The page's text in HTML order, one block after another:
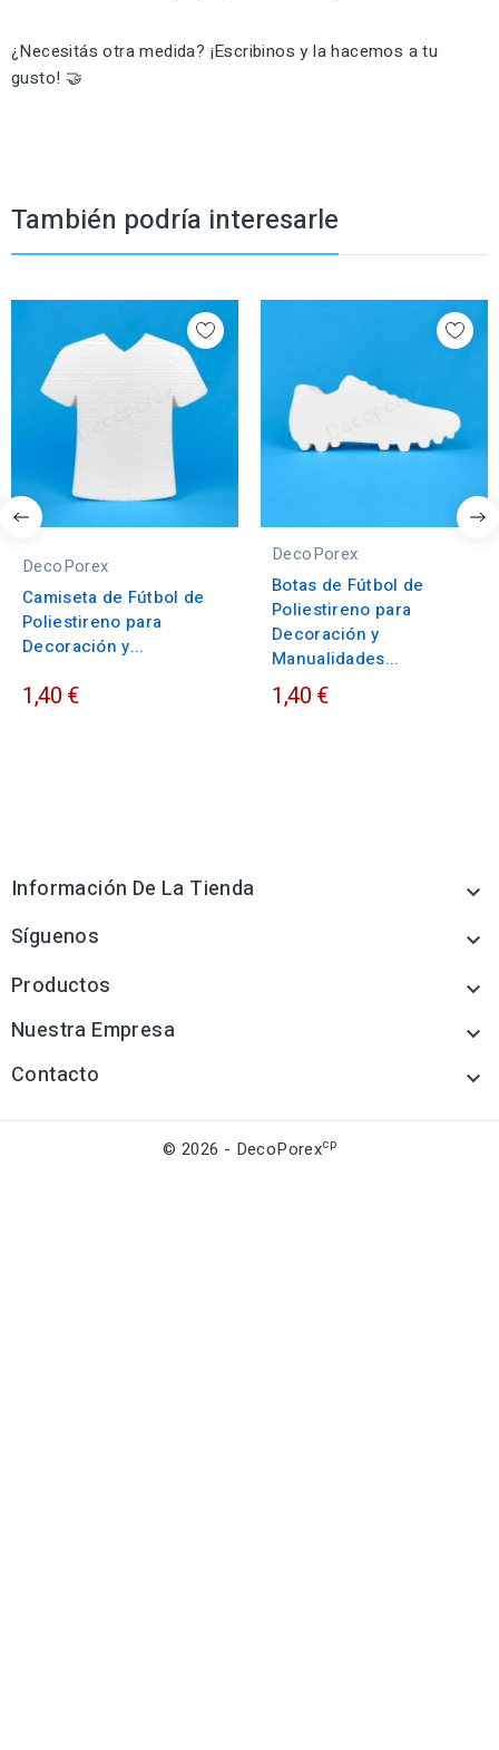
¿Necesitás otra medida? ¡Escribinos y la hacemos a tu
gusto! 🤝
También podría interesarle
DecoPorex
Camiseta de Fútbol de
Poliestireno para
Decoración y...
1,40 €
DecoPorex
Botas de Fútbol de
Poliestireno para
Decoración y
Manualidades...
1,40 €
Información De La Tienda 
Síguenos 
Productos 
Nuestra Empresa 
Contacto 
© 2026 - DecoPorexcp